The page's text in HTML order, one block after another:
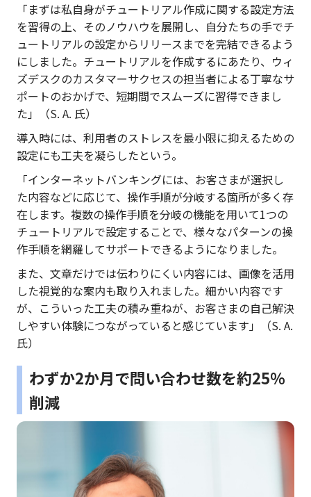
「まずは私自身がチュートリアル作成に関する設定方法
を習得の上、そのノウハウを展開し、自分たちの手でチ
ュートリアルの設定からリリースまでを完結できるよう
にしました。チュートリアルを作成するにあたり、ウィ
ズデスクのカスタマーサクセスの担当者による丁寧なサ
ポートのおかげで、短期間でスムーズに習得できまし
た」（S. A. 氏）
導入時には、利用者のストレスを最小限に抑えるための
設定にも工夫を凝らしたという。
「インターネットバンキングには、お客さまが選択し
た内容などに応じて、操作手順が分岐する箇所が多く存
在します。複数の操作手順を分岐の機能を用いて1つの
チュートリアルで設定することで、様々なパターンの操
作手順を網羅してサポートできるようになりました。
また、文章だけでは伝わりにくい内容には、画像を活用
した視覚的な案内も取り入れました。細かい内容です
が、こういった工夫の積み重ねが、お客さまの自己解決
しやすい体験につながっていると感じています」（S. A.
氏）
わずか2か月で問い合わせ数を約25％
削減